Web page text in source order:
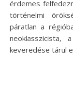
érdemes
történelmi
páratlan a
neoklasszicista,
keveredése tárul